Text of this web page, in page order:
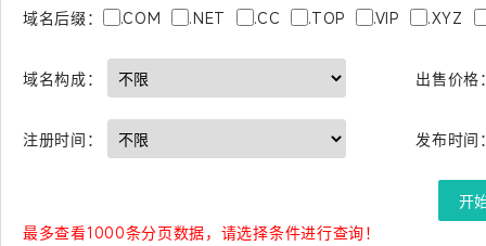
域名后缀： .COM .NET .CC .TOP .VIP .XYZ
域名构成： 出售价格
注册时间： 发布时间
开
最多查看1000条分页数据，请选择条件进行查询！